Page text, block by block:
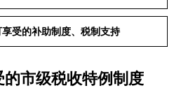
受的补助制度、税制支持
市级税收特例制度